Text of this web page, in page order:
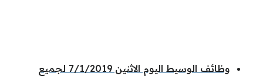
وظائف الوسيط اليوم الاثنين 7/1/2019 لجميع